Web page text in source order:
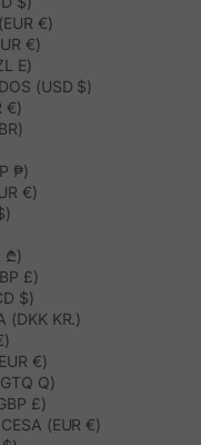
€)
€)
E)
(USD $)
€)
₱)
€)
₾)
£)
$)
(DKK KR.)
€)
Q)
£)
(EUR €)